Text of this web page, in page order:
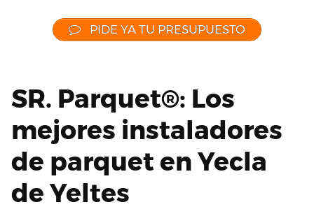
PIDE YA TU PRESUPUESTO
SR. Parquet®: Los
mejores instaladores
de parquet en Yecla
de Yeltes